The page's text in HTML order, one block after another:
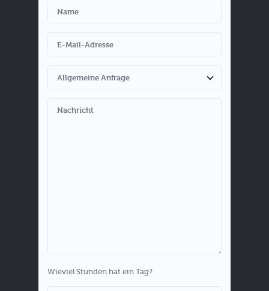
Wieviel Stunden hat ein Tag?